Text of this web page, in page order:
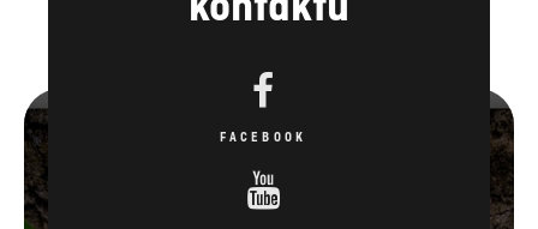
FACEBOOK